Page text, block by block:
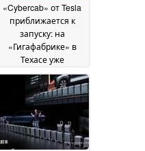
«Cybercab» от Tesla
приближается к
запуску: на
«Гигафабрике» в
Техасе уже
проводятся поездки
для сотрудников,
более 100 роботакси
готовы к
эксплуатации14 July
2026